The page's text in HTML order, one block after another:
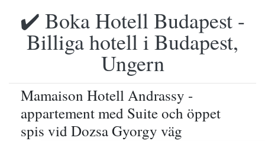
✔️ Boka Hotell Budapest -
Billiga hotell i Budapest,
Ungern
Mamaison Hotell Andrassy -
appartement med Suite och öppet
spis vid Dozsa Gyorgy väg